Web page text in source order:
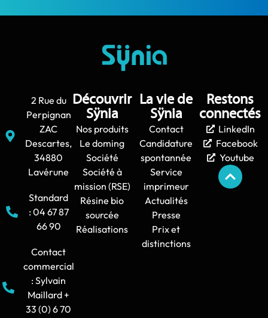
2 Rue du
Perpignan
ZAC
Descartes,
34880
Lavérune
Standard
: 04 67 87
66 90
Contact
commercial
: Sylvain
Maillard +
33 (0) 6 70
Découvrir
Sÿnia
Nos produits
Le doming
Société
Société à
mission (RSE)
Résine bio
sourcée
Réalisations
La vie de
Sÿnia
Contact
Candidature
spontannée
Service
imprimeur
Actualités
Presse
Prix et
distinctions
Restons
connectés
LinkedIn
Facebook
Youtube